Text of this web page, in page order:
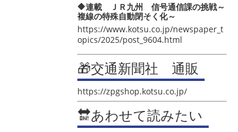
🔶連載 ＪＲ九州 信号通信課の挑戦～
複線の特殊自動閉そく化～
https://www.kotsu.co.jp/newspaper_t
opics/2025/post_9604.html
🎁交通新聞社 通販
https://zpgshop.kotsu.co.jp/
🔛あわせて読みたい